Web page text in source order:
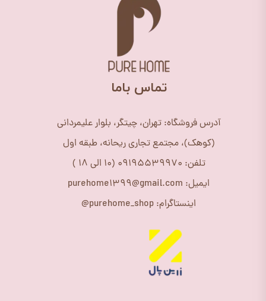
​تماس باما
آدرس فروشگاه: تهران، چیتگر، بلوار علیمردانی
(کوهک)، مجتمع تجاری ریحانه، طبقه اول
تلفن: 09195539970 (10 الی 18 )
ایمیل: purehome1399@gmail.com
اینستاگرام: purehome_shop@